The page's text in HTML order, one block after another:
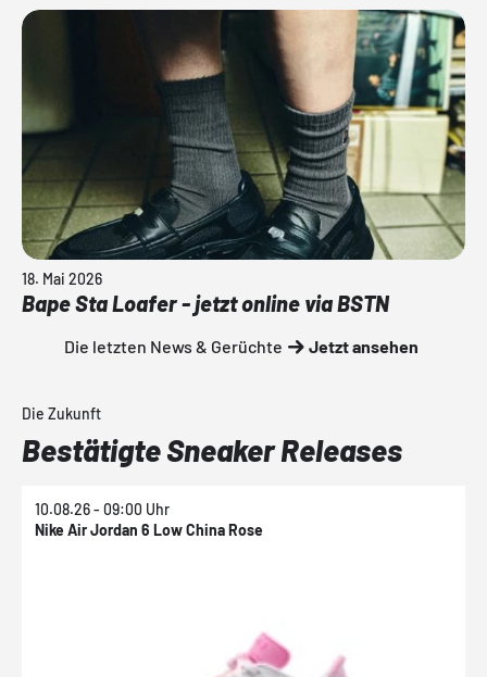
18. Mai 2026
Bape Sta Loafer - jetzt online via BSTN
Die letzten News & Gerüchte Jetzt ansehen
Die Zukunft
Bestätigte Sneaker Releases
10.08.26 - 09:00 Uhr
Nike Air Jordan 6 Low China Rose